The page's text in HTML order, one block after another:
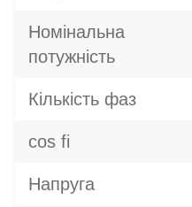
Номінальна
потужність
Кількість фаз
cos fi
Напруга